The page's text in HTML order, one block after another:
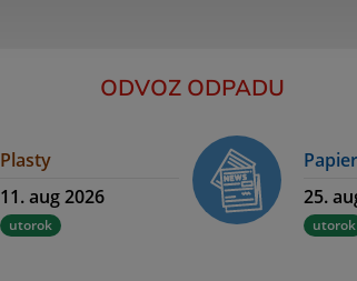
ODVOZ ODPADU
Plasty
11. aug 2026
utorok
Papier
25.
utorok